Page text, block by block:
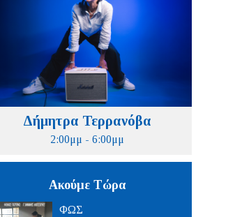
Δήμητρα Τερρανόβα
2:00μμ - 6:00μμ
Ακούμε Τώρα
ΦΩΣ